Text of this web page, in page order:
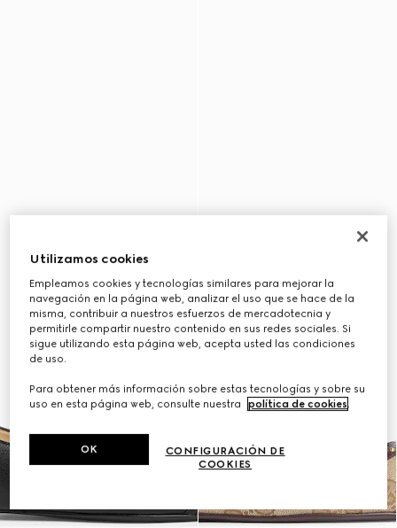
Utilizamos cookies
Empleamos cookies y tecnologías similares para mejorar la
navegación en la página web, analizar el uso que se hace de la
misma, contribuir a nuestros esfuerzos de mercadotecnia y
permitirle compartir nuestro contenido en sus redes sociales. Si
sigue utilizando esta página web, acepta usted las condiciones
de uso.
Para obtener más información sobre estas tecnologías y sobre su
uso en esta página web, consulte nuestra
política de cookies
CONFIGURACIÓN DE
COOKIES
OK